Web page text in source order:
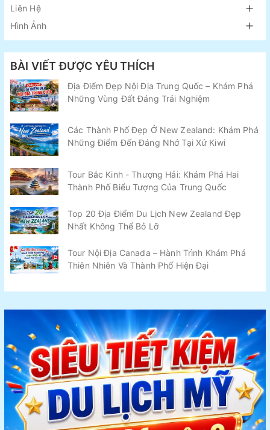
Liên Hệ
Hình Ảnh
BÀI VIẾT ĐƯỢC YÊU THÍCH
Địa Điểm Đẹp Nội Địa Trung Quốc – Khám Phá
Những Vùng Đất Đáng Trải Nghiệm
Các Thành Phố Đẹp Ở New Zealand: Khám Phá
Những Điểm Đến Đáng Nhớ Tại Xứ Kiwi
Tour Bắc Kinh - Thượng Hải: Khám Phá Hai
Thành Phố Biểu Tượng Của Trung Quốc
Top 20 Địa Điểm Du Lịch New Zealand Đẹp
Nhất Không Thể Bỏ Lỡ
Tour Nội Địa Canada – Hành Trình Khám Phá
Thiên Nhiên Và Thành Phố Hiện Đại